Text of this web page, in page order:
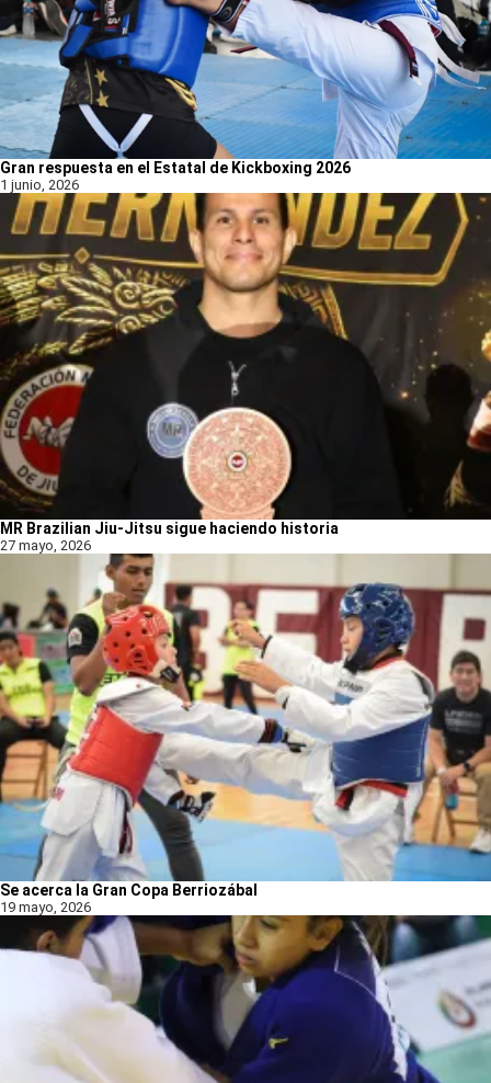
Gran respuesta en el Estatal de Kickboxing 2026
1 junio, 2026
MR Brazilian Jiu-Jitsu sigue haciendo historia
27 mayo, 2026
Se acerca la Gran Copa Berriozábal
19 mayo, 2026